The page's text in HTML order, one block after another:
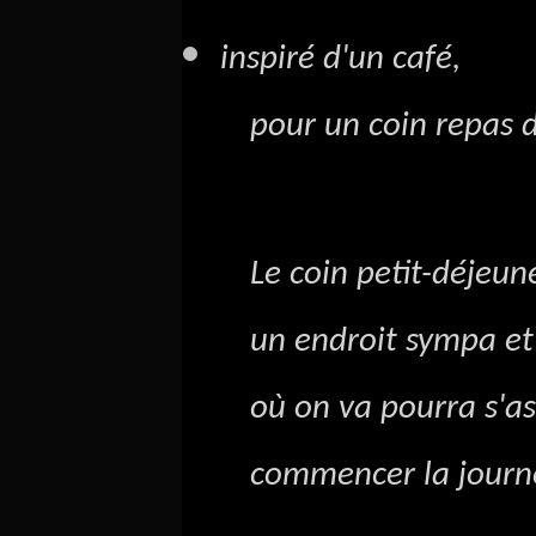
inspiré d'un café,
pour un coin repas
Le coin petit-
un endroit sympa
où on va pourra
commencer la